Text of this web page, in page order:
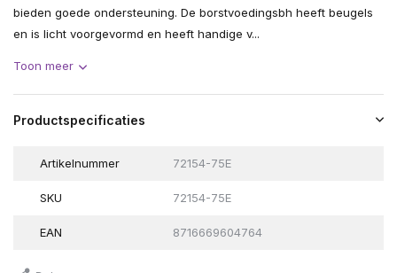
bieden goede ondersteuning. De borstvoedingsbh heeft beugels
en is licht voorgevormd en heeft handige v...
Toon meer
Productspecificaties
Artikelnummer 72154-75E
SKU 72154-75E
EAN 8716669604764